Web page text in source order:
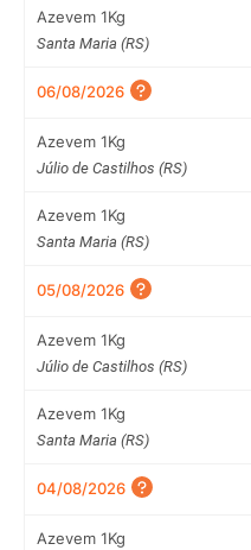
Azevem 1Kg
Santa Maria (RS)
06/08/2026
Azevem 1Kg
Júlio de Castilhos (RS)
Azevem 1Kg
Santa Maria (RS)
05/08/2026
Azevem 1Kg
Júlio de Castilhos (RS)
Azevem 1Kg
Santa Maria (RS)
04/08/2026
Azevem 1Kg